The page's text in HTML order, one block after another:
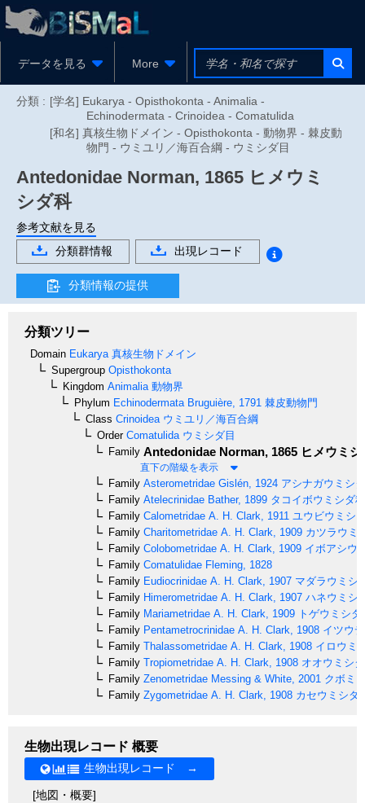
データを見る More
分類 : [学名] Eukarya - Opisthokonta - Animalia -
Echinodermata - Crinoidea - Comatulida
[和名] 真核生物ドメイン - Opisthokonta - 動物界 - 棘皮動
物門 - ウミユリ／海百合綱 - ウミシダ目
Antedonidae Norman, 1865 ヒメウミ
シダ科
参考文献を見る
分類群情報
出現レコード
分類情報の提供
分類ツリー
Domain Eukarya 真核生物ドメイン
Supergroup Opisthokonta
Kingdom Animalia 動物界
Phylum Echinodermata Bruguière, 1791 棘皮動物門
Class Crinoidea ウミユリ／海百合綱
OrderComatulida ウミシダ目
Family Antedonidae Norman, 1865 ヒメウミシ
直下の階級を表示
Family Asterometridae Gislén, 1924 アシナガウミシ
Family Atelecrinidae Bather, 1899 タコイボウミシダ科
Family Calometridae A. H. Clark, 1911 ユウビウミシ
Family Charitometridae A. H. Clark, 1909 カツラウミ
Family Colobometridae A. H. Clark, 1909 イボアシウ
Family Comatulidae Fleming, 1828
Family Eudiocrinidae A. H. Clark, 1907 マダラウミシ
Family Himerometridae A. H. Clark, 1907 ハネウミシ
Family Mariametridae A. H. Clark, 1909 トゲウミシダ
Family Pentametrocrinidae A. H. Clark, 1908 イツウ
Family Thalassometridae A. H. Clark, 1908 イロウミ
Family Tropiometridae A. H. Clark, 1908 オオウミシ
Family Zenometridae Messing & White, 2001 クボミ
Family Zygometridae A. H. Clark, 1908 カセウミシダ
生物出現レコード 概要
生物出現レコード →
[地図・概要]